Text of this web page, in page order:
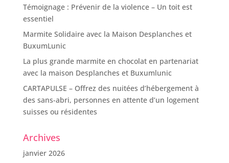
Témoignage : Prévenir de la violence – Un toit est
essentiel
Marmite Solidaire avec la Maison Desplanches et
BuxumLunic
La plus grande marmite en chocolat en partenariat
avec la maison Desplanches et Buxumlunic
CARTAPULSE – Offrez des nuitées d’hébergement à
des sans-abri, personnes en attente d’un logement
suisses ou résidentes
Archives
janvier 2026